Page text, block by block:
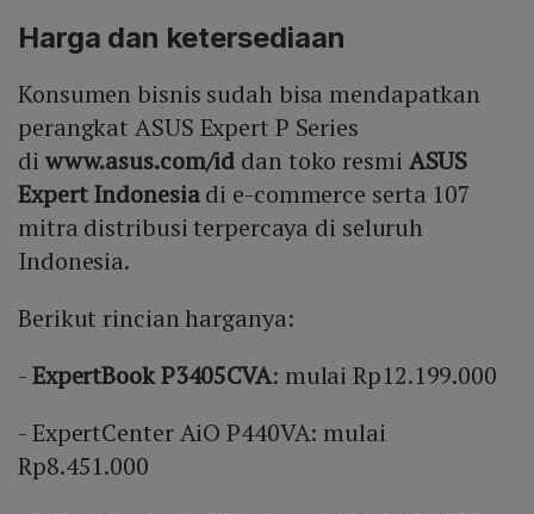
Harga dan ketersediaan
Konsumen bisnis sudah bisa mendapatkan
perangkat ASUS Expert P Series
di www.asus.com/id dan toko resmi ASUS
Expert Indonesiadi e-commerce serta 107
mitra distribusi terpercaya di seluruh
Indonesia.
Berikut rincian harganya:
-ExpertBook P3405CVA: mulai Rp12.199.000
- ExpertCenter AiO P440VA: mulai
Rp8.451.000